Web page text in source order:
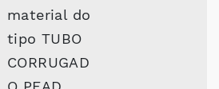
material do
tipo TUBO
CORRUGAD